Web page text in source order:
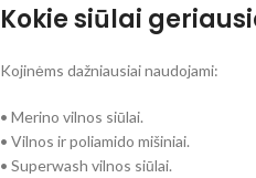
Kokie siūlai
Kojinėms dažniausiai naudojami:
• Merino vilnos siūlai.
• Vilnos ir poliamido mišiniai.
• Superwash vilnos siūlai.